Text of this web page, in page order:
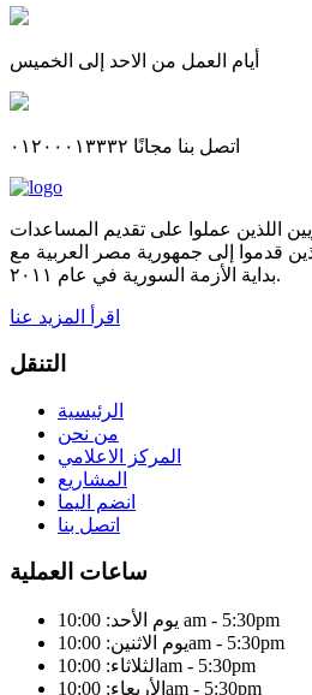
أيام العمل من الاحد إلى الخميس
اتصل بنا مجانًا ٠١٢٠٠٠١٣٣٣٢
اللذين عملوا على تقديم المساعدات
قدموا إلى جمهورية مصر العربية مع
بداية الأزمة السورية في عام ٢٠١١.
اقرأ المزيد عنا
التنقل
الرئيسية
من نحن
المركز الاعلامي
المشاريع
انضم اليما
اتصل بنا
ساعات العملية
يوم الأحد: 10:00 am - 5:30pm
يوم الاثنين: 10:00am - 5:30pm
الثلاثاء: 10:00am - 5:30pm
الأربعاء: 10:00am - 5:30pm